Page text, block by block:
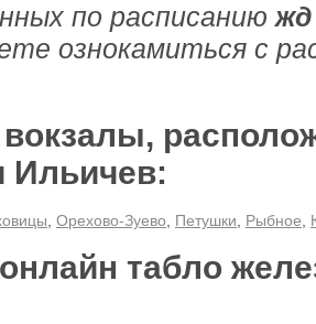
по расписанию жд
ознокамиться с
Ильичев:
Орехово-Зуево Петушки Рыбное
табло